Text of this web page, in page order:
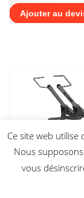
Ajouter au
Ce site web
Nous
vous